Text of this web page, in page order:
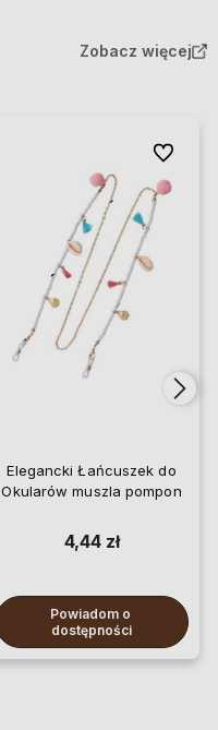
Zobacz więcej
Elegancki Łańcuszek do
Okularów muszla pompon
4,44 zł
Powiadom o
dostępności
Do